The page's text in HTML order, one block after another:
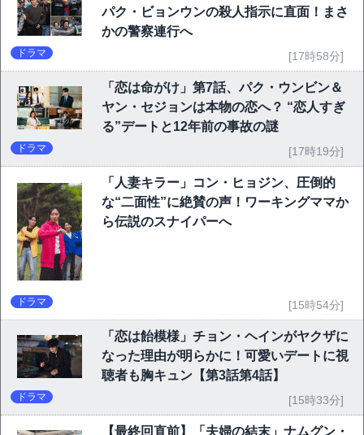
パク・ビョンウンの殺人指示に直面！まさ
かの警察連行へ
ドラマ [17時58分]
「恋は命がけ」第7話、パク・ウンビン＆
ヤン・セジョンは本物の恋へ？ “恋人すぎ
る”デートと12年前の事故の謎
ドラマ [17時19分]
「人妻キラー」コン・ヒョジン、圧倒的
な“二面性”に絶賛の声！ワーキングママか
ら伝説のスナイパーへ
ドラマ [15時54分]
「恋は飴模様」チョン・ヘインがヤクザに
なった理由が明らかに！可愛いデートに視
聴者も胸キュン【第3話第4話】
ドラマ [15時33分]
【最終回直前】「夫婦の結末」ナムグン・